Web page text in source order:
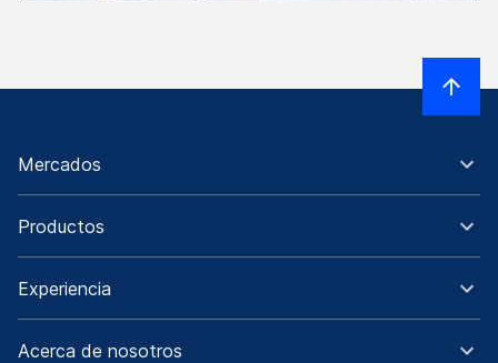
Mercados
Productos
Experiencia
Acerca de nosotros